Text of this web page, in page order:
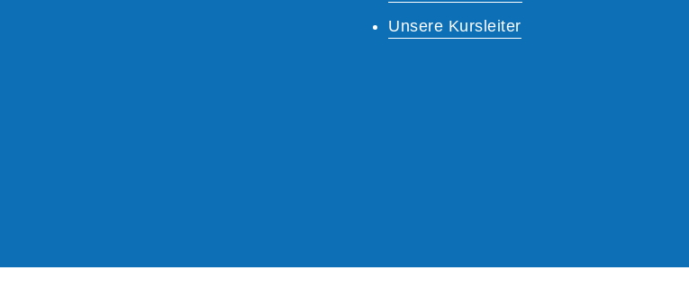
Unsere Kursleiter